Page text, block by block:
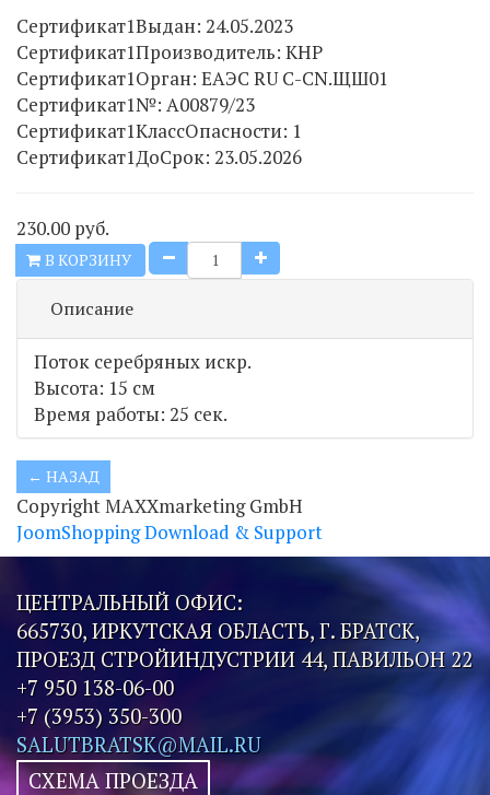
Сертификат1Выдан: 24.05.2023
Сертификат1Производитель: КНР
Сертификат1Орган: ЕАЭС RU C-CN.ЩШ01
Сертификат1№: А00879/23
Сертификат1КлассОпасности: 1
Сертификат1ДоСрок: 23.05.2026
230.00 руб.
В КОРЗИНУ
Описание
Поток серебряных искр.
Высота: 15 см
Время работы: 25 сек.
Copyright MAXXmarketing GmbH
JoomShopping Download & Support
ЦЕНТРАЛЬНЫЙ ОФИС:
665730, ИРКУТСКАЯ ОБЛАСТЬ, Г. БРАТСК,
ПРОЕЗД СТРОЙИНДУСТРИИ 44, ПАВИЛЬОН 22
+7 950 138-06-00
+7 (3953) 350-300
SALUTBRATSK@MAIL.RU
СХЕМА ПРОЕЗДА